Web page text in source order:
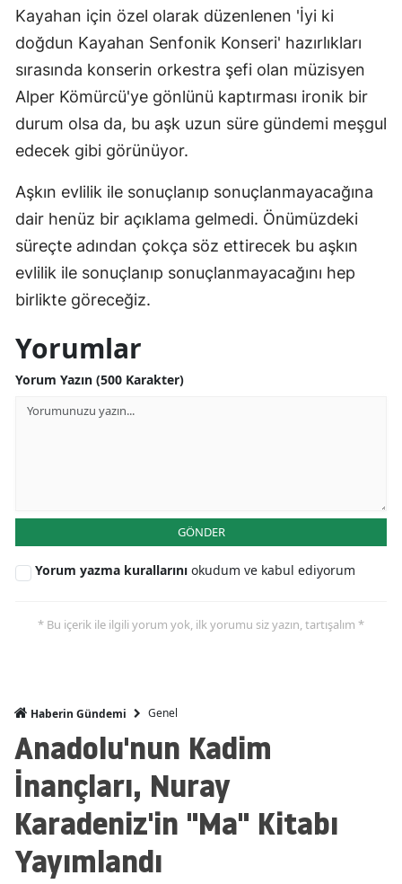
Kayahan için özel olarak düzenlenen 'İyi ki
doğdun Kayahan Senfonik Konseri' hazırlıkları
sırasında konserin orkestra şefi olan müzisyen
Alper Kömürcü'ye gönlünü kaptırması ironik bir
durum olsa da, bu aşk uzun süre gündemi meşgul
edecek gibi görünüyor.
Aşkın evlilik ile sonuçlanıp sonuçlanmayacağına
dair henüz bir açıklama gelmedi. Önümüzdeki
süreçte adından çokça söz ettirecek bu aşkın
evlilik ile sonuçlanıp sonuçlanmayacağını hep
birlikte göreceğiz.
Yorumlar
Yorum Yazın (500 Karakter)
GÖNDER
Yorum yazma kurallarını okudum ve kabul ediyorum
* Bu içerik ile ilgili yorum yok, ilk yorumu siz yazın, tartışalım *
Haberin Gündemi Genel
Anadolu'nun Kadim
İnançları, Nuray
Karadeniz'in "Ma" Kitabı
Yayımlandı